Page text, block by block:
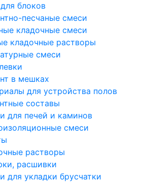
блоков
песчаные смеси
кладочные смеси
кладочные растворы
смеси
в мешках
для устройства полов
составы
для печей и каминов
смеси
растворы
расшивки
для укладки брусчатки